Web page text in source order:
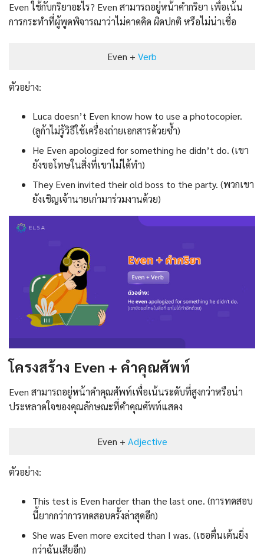
Even ใช้กับกริยาอะไร? Even สามารถอยู่หน้าคำกริยา เพื่อเน้น
การกระทำที่ผู้พูดพิจารณาว่าไม่คาดคิด ผิดปกติ หรือไม่น่าเชื่อ
Even + Verb
ตัวอย่าง:
Luca doesn’t Even know how to use a photocopier.
(ลูก้าไม่รู้วิธีใช้เครื่องถ่ายเอกสารด้วยซ้ำ)
He Even apologized for something he didn’t do. (เขา
ยังขอโทษในสิ่งที่เขาไม่ได้ทำ)
They Even invited their old boss to the party. (พวกเขา
ยังเชิญเจ้านายเก่ามาร่วมงานด้วย)
โครงสร้าง Even + คําคุณศัพท์
Even สามารถอยู่หน้าคำคุณศัพท์เพื่อเน้นระดับที่สูงกว่าหรือน่า
ประหลาดใจของคุณลักษณะที่คำคุณศัพท์แสดง
Even + Adjective
ตัวอย่าง:
This test is Even harder than the last one. (การทดสอบ
นี้ยากกว่าการทดสอบครั้งล่าสุดอีก)
She was Even more excited than I was. (เธอตื่นเต้นยิ่ง
กว่าฉันเสียอีก)